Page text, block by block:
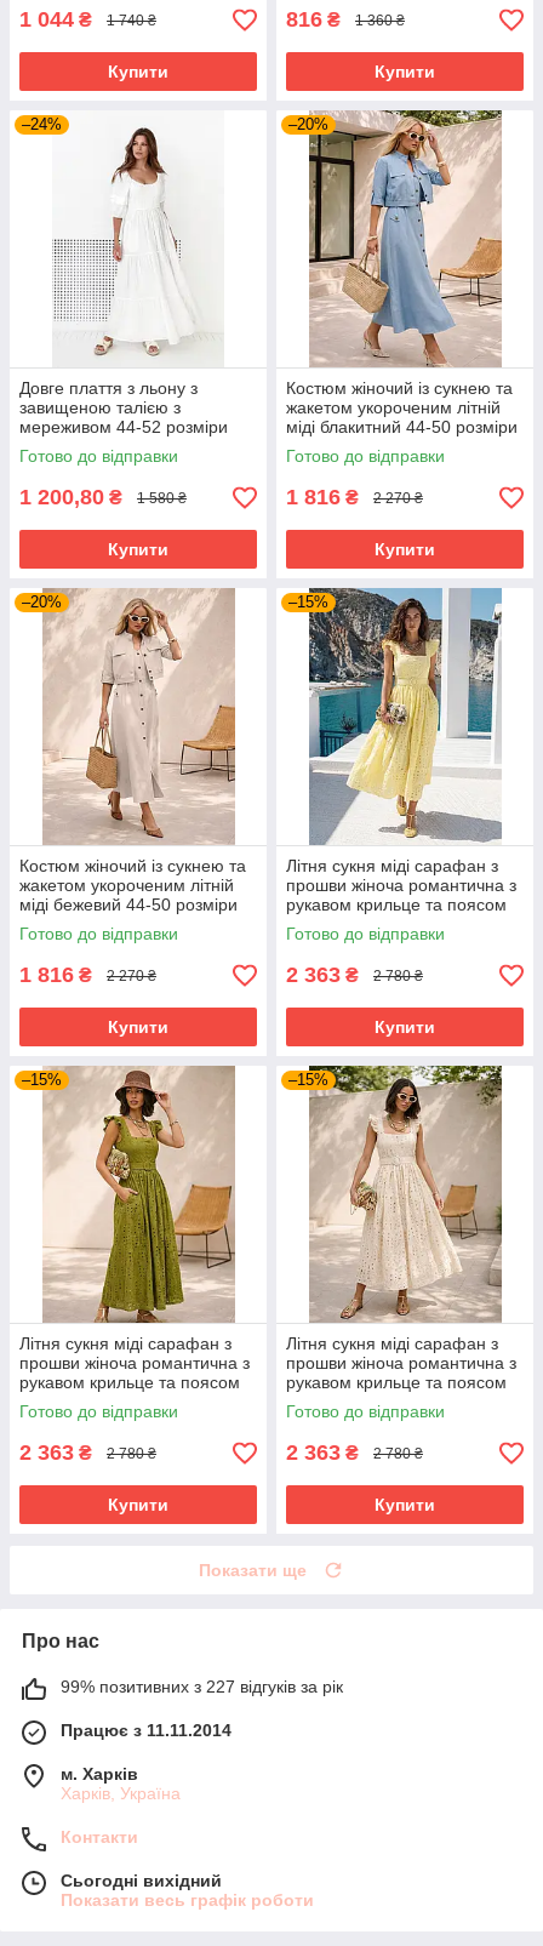
1 044 ₴ 1 740 ₴
Купити
816 ₴ 1 360 ₴
Купити
–24%
Довге плаття з льону з
завищеною талією з
мереживом 44-52 розміри
різні кольори
Готово до відправки
1 200,80 ₴ 1 580 ₴
Купити
–20%
Костюм жіночий із сукнею та
жакетом укороченим літній
міді блакитний 44-50 розміри
Готово до відправки
1 816 ₴ 2 270 ₴
Купити
–20%
Костюм жіночий із сукнею та
жакетом укороченим літній
міді бежевий 44-50 розміри
Готово до відправки
1 816 ₴ 2 270 ₴
Купити
–15%
Літня сукня міді сарафан з
прошви жіноча романтична з
рукавом крильце та поясом
42-48 розміри жовта
Готово до відправки
2 363 ₴ 2 780 ₴
Купити
–15%
Літня сукня міді сарафан з
прошви жіноча романтична з
рукавом крильце та поясом
42-48 розміри оливкова
Готово до відправки
2 363 ₴ 2 780 ₴
Купити
–15%
Літня сукня міді сарафан з
прошви жіноча романтична з
рукавом крильце та поясом
42-48 розміри бежева
Готово до відправки
2 363 ₴ 2 780 ₴
Купити
Показати ще
Про нас
99% позитивних з 227 відгуків за рік
Працює з 11.11.2014
м. Харків
Харків, Україна
Контакти
Сьогодні вихідний
Показати весь графік роботи